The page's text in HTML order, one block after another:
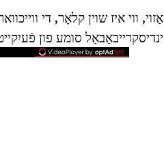
אַזוי, ווי איז שוין קלאָר, די
ינדיסקרייבאַבאַל סומע פון